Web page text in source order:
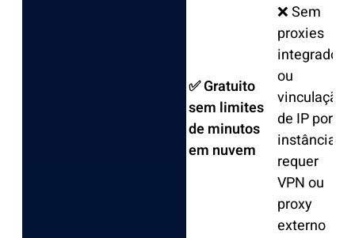
✅ Gratuito
sem limites
de minutos
em nuvem
❌ Sem
proxies
integrados
ou
vinculação
de IP por
instância;
requer
VPN ou
proxy
externo